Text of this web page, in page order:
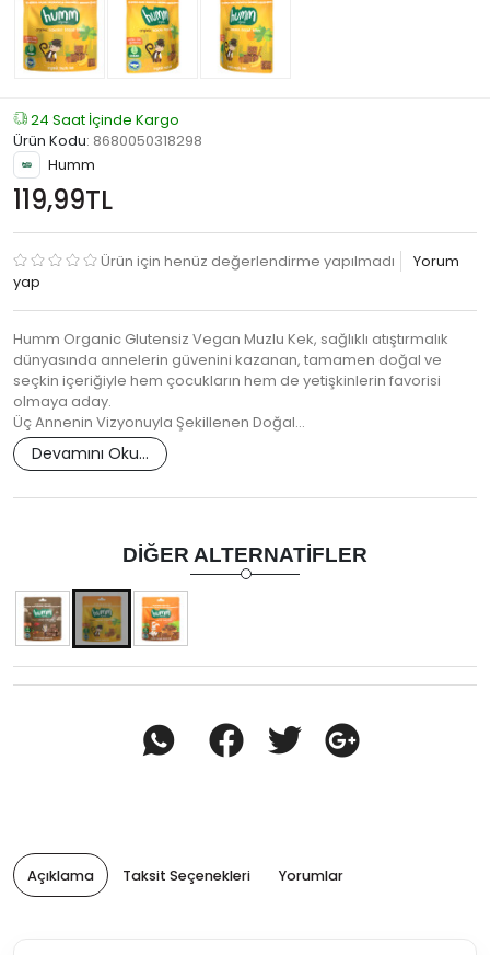
24 Saat İçinde Kargo
Ürün Kodu: 8680050318298
Humm
119,99TL
Ürün için henüz değerlendirme yapılmadı
Yorum
yap
Humm Organic Glutensiz Vegan Muzlu Kek, sağlıklı atıştırmalık
dünyasında annelerin güvenini kazanan, tamamen doğal ve
seçkin içeriğiyle hem çocukların hem de yetişkinlerin favorisi
olmaya aday.
Üç Annenin Vizyonuyla Şekillenen Doğal…
Devamını Oku...
DIĞER ALTERNATIFLER
Açıklama Taksit Seçenekleri Yorumlar